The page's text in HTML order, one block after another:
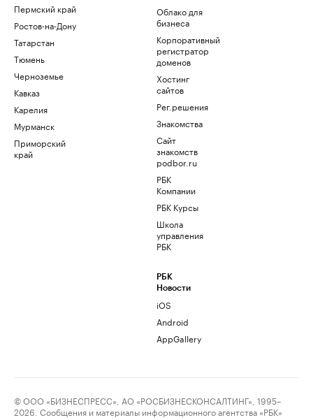
Пермский край
Ростов-на-Дону
Татарстан
Тюмень
Черноземье
Кавказ
Карелия
Мурманск
Приморский
край
Облако для
бизнеса
Корпоративный
регистратор
доменов
Хостинг
сайтов
Рег.решения
Знакомства
Сайт
знакомств
podbor.ru
РБК
Компании
РБК Курсы
Школа
управления
РБК
РБК
Новости
iOS
Android
AppGallery
© ООО «БИЗНЕСПРЕСС», АО «РОСБИЗНЕСКОНСАЛТИНГ», 1995–
2026. Сообщения и материалы информационного агентства «РБК»